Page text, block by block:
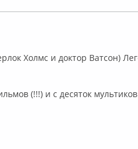
Холмс и доктор Ватсон)
(!!!) и с десяток